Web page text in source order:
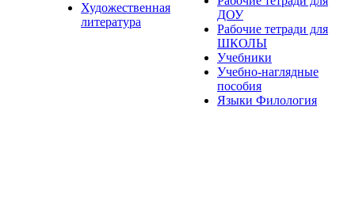
Художественная
литература
ДОУ
Рабочие тетради для
ШКОЛЫ
Учебники
Учебно-наглядные
пособия
Языки Филология